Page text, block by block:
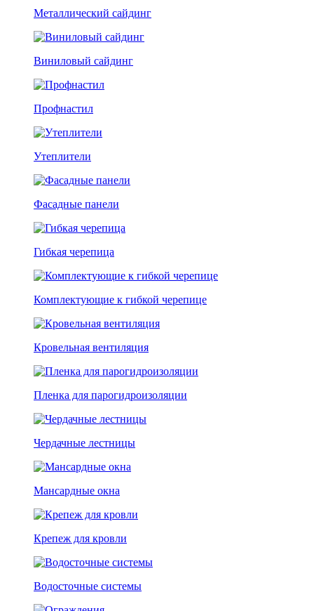
Металлический сайдинг
Виниловый сайдинг
Профнастил
Утеплители
Фасадные панели
Гибкая черепица
Комплектующие к гибкой черепице
Кровельная вентиляция
Пленка для парогидроизоляции
Чердачные лестницы
Мансардные окна
Крепеж для кровли
Водосточные системы